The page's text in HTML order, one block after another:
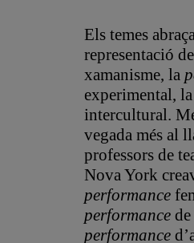
Els temes
representació
xamanisme, la
experimental, la
intercultural.
vegada més al
professors de
Nova York
performance
performance
performance